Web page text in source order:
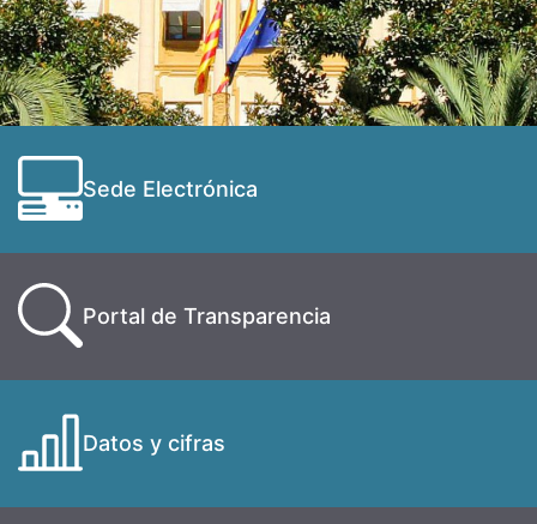
Sede Electrónica
Portal de Transparencia
Datos y cifras